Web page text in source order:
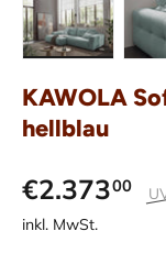
Bild 8 in Bild
KAWOLA
hellblau
€2.37300
inkl. MwSt.